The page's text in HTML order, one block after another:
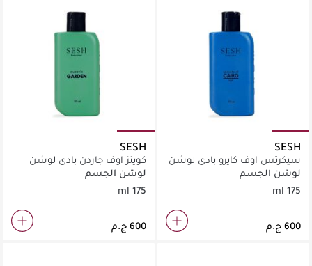
SESH
سيكرتس اوف كايرو بادى لوشن
لوشن الجسم
175 ml
SESH
كوينز اوف جاردن بادى لوشن
لوشن الجسم
175 ml